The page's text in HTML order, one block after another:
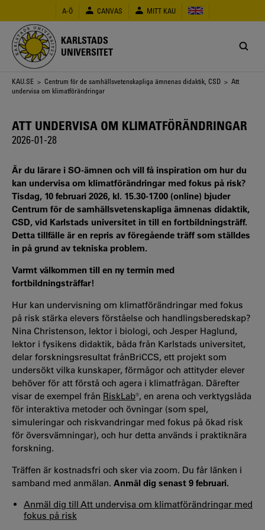
huvudinnehåll
A-Ö CANVAS MITT KAU
KARLSTADS
UNIVERSITET
Länkstig
KAU.SE > Centrum för de samhällsvetenskapliga ämnenas didaktik, CSD > Att
undervisa om klimatförändringar
ATT UNDERVISA OM KLIMATFÖRÄNDRINGAR
2026-01-28
Är du lärare i SO-ämnen och vill få inspiration om hur du
kan undervisa om klimatförändringar med fokus på risk?
Tisdag, 10 februari 2026, kl. 15.30-17.00 (online) bjuder
Centrum för de samhällsvetenskapliga ämnenas didaktik,
CSD, vid Karlstads universitet in till en fortbildningsträff.
Detta tillfälle är en repris av föregående träff som ställdes
in på grund av tekniska problem.
Varmt välkommen till en ny termin med
fortbildningsträffar!
Hur kan undervisning om klimatförändringar med fokus
på risk stärka elevers förståelse och handlingsberedskap?
Nina Christenson, lektor i biologi, och Jesper Haglund,
lektor i fysikens didaktik, båda från Karlstads universitet,
delar forskningsresultat frånBriCCS, ett projekt som
undersökt vilka kunskaper, förmågor och attityder elever
behöver för att förstå och agera i klimatfrågan. Därefter
visar de exempel från RiskLab®, en arena och verktygslåda
för interaktiva metoder och övningar (som spel,
simuleringar och riskvandringar med fokus på ökad risk
för översvämningar), och hur detta används i praktiknära
forskning.
Träffen är kostnadsfri och sker via zoom. Du får länken i
samband med anmälan. Anmäl dig senast 9 februari.
Anmäl dig till Att undervisa om klimatförändringar med
fokus på risk